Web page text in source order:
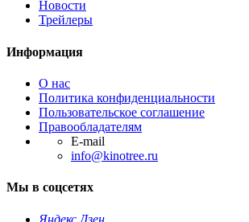
Новости
Трейлеры
Информация
О нас
Политика конфиденциальности
Пользовательское соглашение
Правообладателям
E-mail
info@kinotree.ru
Мы в соцсетях
Яндекс Дзен